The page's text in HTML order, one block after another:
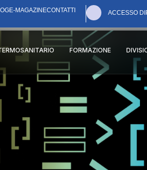
E-MAGAZINECONTATTI ACCESSO
FORMAZIONE